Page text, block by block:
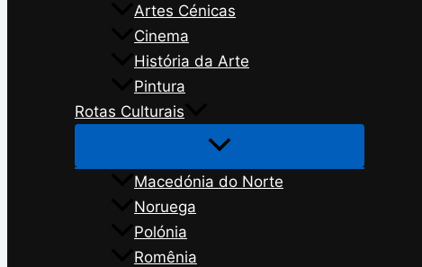
Artes Cénicas
Cinema
História da Arte
Pintura
Rotas Culturais
Macedónia do Norte
Noruega
Polónia
Romênia